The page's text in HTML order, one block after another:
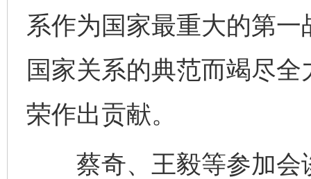
系作为国家最重大的第
国家关系的典范而竭尽
荣作出贡献。
蔡奇、王毅等参加会
完善运行机制助力责任有效落实